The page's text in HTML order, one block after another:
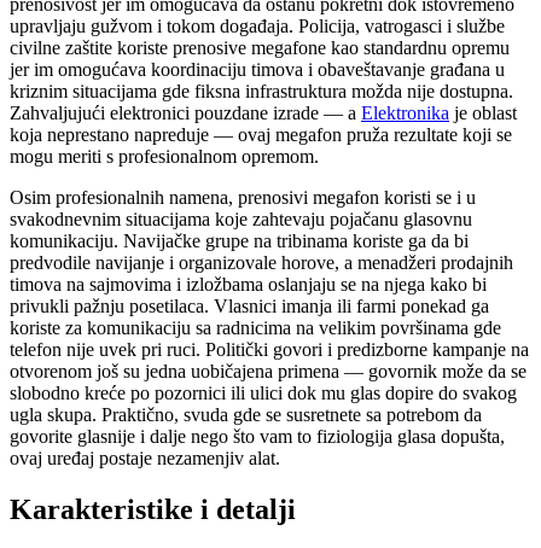
upravljaju gužvom i tokom događaja. Policija, vatrogasci i službe
civilne zaštite koriste prenosive megafone kao standardnu opremu
jer im omogućava koordinaciju timova i obaveštavanje građana u
kriznim situacijama gde fiksna infrastruktura možda nije dostupna.
Zahvaljujući elektronici pouzdane izrade — a Elektronika je oblast
koja neprestano napreduje — ovaj megafon pruža rezultate koji se
mogu meriti s profesionalnom opremom.
Osim profesionalnih namena, prenosivi megafon koristi se i u
svakodnevnim situacijama koje zahtevaju pojačanu glasovnu
komunikaciju. Navijačke grupe na tribinama koriste ga da bi
predvodile navijanje i organizovale horove, a menadžeri prodajnih
timova na sajmovima i izložbama oslanjaju se na njega kako bi
privukli pažnju posetilaca. Vlasnici imanja ili farmi ponekad ga
koriste za komunikaciju sa radnicima na velikim površinama gde
telefon nije uvek pri ruci. Politički govori i predizborne kampanje na
otvorenom još su jedna uobičajena primena — govornik može da se
slobodno kreće po pozornici ili ulici dok mu glas dopire do svakog
ugla skupa. Praktično, svuda gde se susretnete sa potrebom da
govorite glasnije i dalje nego što vam to fiziologija glasa dopušta,
ovaj uređaj postaje nezamenjiv alat.
Karakteristike i detalji